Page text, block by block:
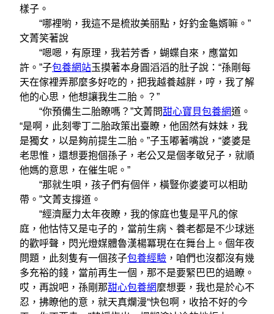
樣子。
“哪裡喲，我這不是梳妝美丽點，好釣金龜婿嘛。”
文菁笑著說
“嗯嗯，有原理，我若芳香，蝴蝶自來，應當如
許。”子包養網站玉摸著本身圓滔滔的肚子說：“孫剛每
天在傢裡弄那麼多好吃的，把我越養越胖，哼，我了解
他的心思，他想讓我生二胎。？”
“你預備生二胎瞭嗎？”文菁問甜心寶貝包養網道。
“是啊，此刻零丁二胎政策出臺瞭，他固然有妹妹，我
是獨女，以是夠前提生二胎。”子玉嘟著嘴說，“婆婆是
老思惟，還想要抱個孫子，老公又是個孝敬兒子，就順
他媽的意思，在催生呢。”
“那就生唄，孩子們有個伴，橫豎你婆婆可以相助
帶。”文菁支撐道。
“經濟壓力太年夜瞭，我的傢庭也隻是平凡的傢
庭，他怙恃又是屯子的，當前生病、養老都是不少球迷
的歡呼聲，閃光燈媒體魯漢楊冪現在在舞台上。個年夜
問題，此刻隻有一個孩子包養經驗 ，咱們也沒都沒有幾
多充裕的錢，當前再生一個，那不是要緊巴巴的過瞭。
哎，再說吧，孫剛那甜心包養網麼想要，我也是於心不
忍，拂瞭他的意，就天真爛漫“快包啊，收拾不好的今